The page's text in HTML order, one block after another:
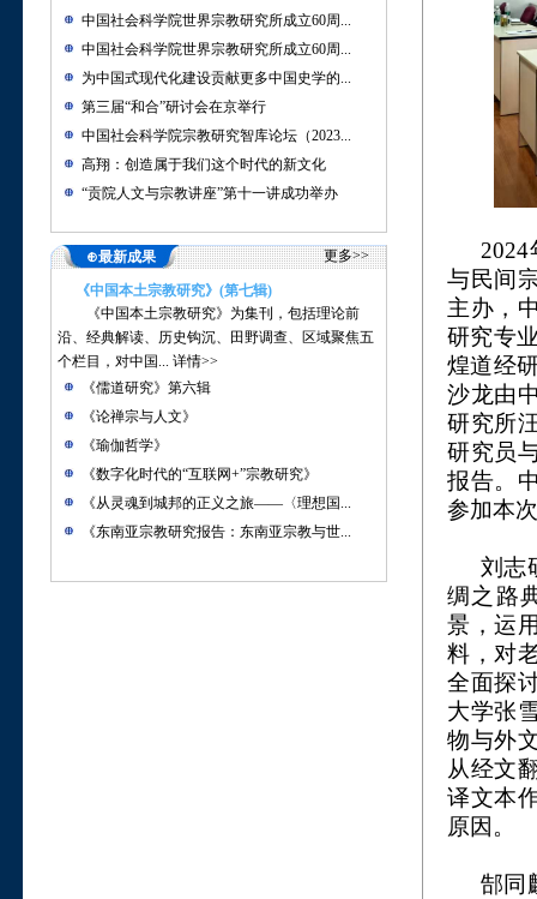
中国社会科学院世界宗教研究所成立60周...
中国社会科学院世界宗教研究所成立60周...
为中国式现代化建设贡献更多中国史学的...
第三届“和合”研讨会在京举行
中国社会科学院宗教研究智库论坛（2023...
高翔：创造属于我们这个时代的新文化
“贡院人文与宗教讲座”第十一讲成功举办
⊕最新成果 更多>>
《中国本土宗教研究》(第七辑)
《中国本土宗教研究》为集刊，包括理论前
沿、经典解读、历史钩沉、田野调查、区域聚焦五
个栏目，对中国... 详情>>
《儒道研究》第六辑
《论禅宗与人文》
《瑜伽哲学》
《数字化时代的“互联网+”宗教研究》
《从灵魂到城邦的正义之旅——〈理想国...
《东南亚宗教研究报告：东南亚宗教与世...
与民间
主办，
研究专
煌道经
沙龙由
研究所
研究员
报告。
参加本
刘志
绸之路
景，运
料，对
全面探
大学张
物与外
从经文
译文本
原因。
郜同